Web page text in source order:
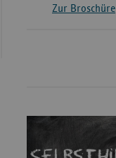
Zur Broschüre